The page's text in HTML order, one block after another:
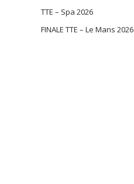
TTE – Spa 2026
FINALE TTE – Le Mans 2026